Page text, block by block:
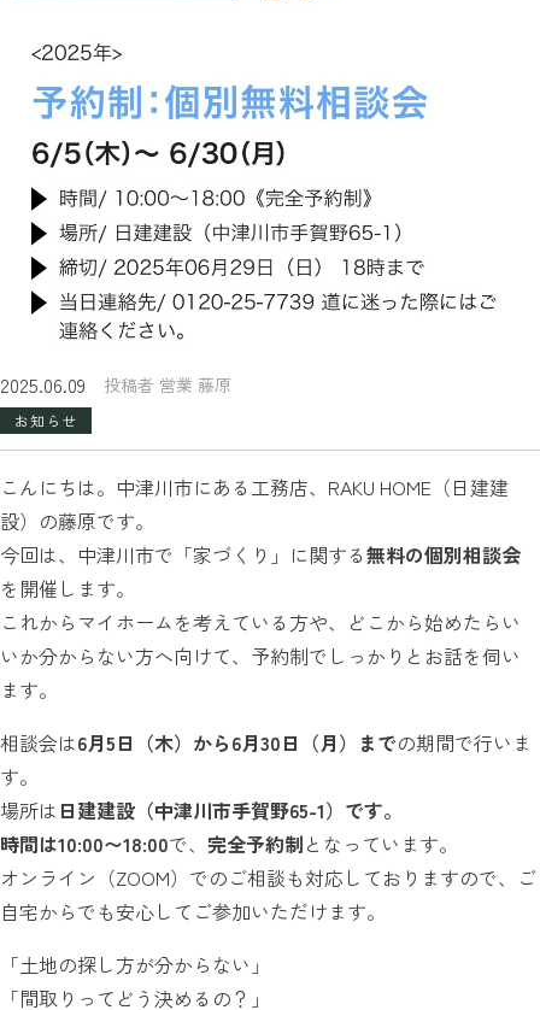
2025.06.09 投稿者 営業 藤原
お知らせ
こんにちは。中津川市にある工務店、RAKU HOME（日建建
設）の藤原です。
今回は、中津川市で「家づくり」に関する無料の個別相談会
を開催します。
これからマイホームを考えている方や、どこから始めたらい
いか分からない方へ向けて、予約制でしっかりとお話を伺い
ます。
相談会は6月5日（木）から6月30日（月）までの期間で行いま
す。
場所は 日建建設（中津川市手賀野65-1）です。
時間は10:00〜18:00で、 完全予約制となっています。
オンライン（ZOOM）でのご相談も対応しておりますので、ご
自宅からでも安心してご参加いただけます。
「土地の探し方が分からない」
「間取りってどう決めるの？」